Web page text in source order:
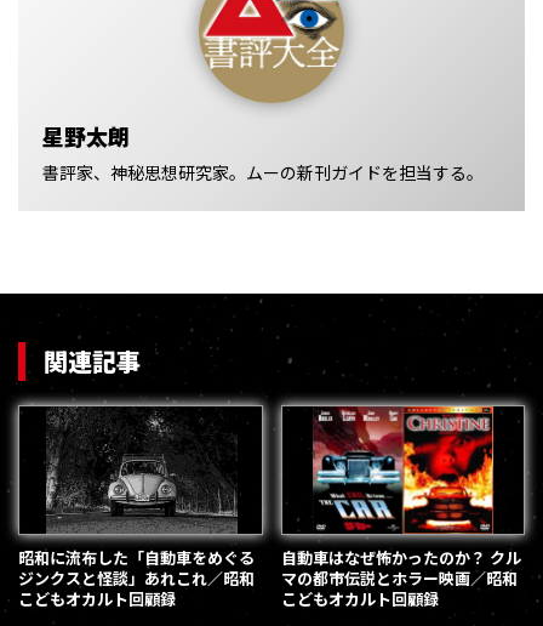
星野太朗
書評家、神秘思想研究家。ムーの新刊ガイドを担当する。
関連記事
昭和に流布した「自動車をめぐる
ジンクスと怪談」あれこれ／昭和
こどもオカルト回顧録
自動車はなぜ怖かったのか？ クル
マの都市伝説とホラー映画／昭和
こどもオカルト回顧録